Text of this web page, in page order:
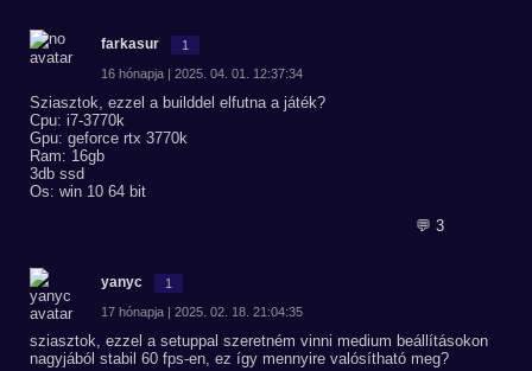
farkasur 1
16 hónapja | 2025. 04. 01. 12:37:34
Sziasztok, ezzel a builddel elfutna a játék?
Cpu: i7-3770k
Gpu: geforce rtx 3770k
Ram: 16gb
3db ssd
Os: win 10 64 bit
💬 3
yanyc 1
17 hónapja | 2025. 02. 18. 21:04:35
sziasztok, ezzel a setuppal szeretném vinni medium beállításokon
nagyjából stabil 60 fps-en, ez így mennyire valósítható meg?